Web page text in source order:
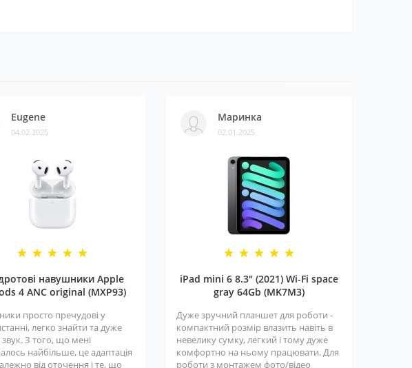
Eugene
04.02.2025
навушники Apple
4 ANC original (MXP93)
просто пречудові у
легко знайти та дуже
З того, що мені
найбільше, це адаптація
від оточення і те, що
Маринка
02.01.2025
iPad mini 6 8.3" (2021) Wi-Fi space
gray 64Gb (MK7M3)
Дуже зручний планшет для роботи -
компактний розмір влазить навіть в
невелику сумку, легкий і тому дуже
комфортно на ньому працювати. Для
роботи з монтажем фото/відео